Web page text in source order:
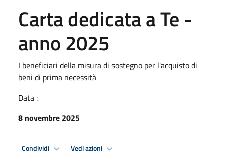
Carta dedicata a Te -
anno 2025
I beneficiari della misura di sostegno per l'acquisto di
beni di prima necessità
Data :
8 novembre 2025
Condividi Vedi azioni